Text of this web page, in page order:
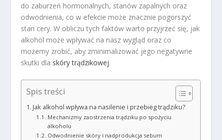
do zaburzeń hormonalnych, stanów zapalnych oraz
odwodnienia, co w efekcie może znacznie pogorszyć
stan cery. W obliczu tych faktów warto przyjrzeć się, jak
alkohol może wpływać na nasz wygląd oraz co
możemy zrobić, aby zminimalizować jego negatywne
skutki dla skóry trądzikowej.
Spis treści
Jak alkohol wpływa na nasilenie i przebieg trądziku?
Mechanizmy zaostrzenia trądziku po spożyciu
alkoholu
Odwodnienie skóry i nadprodukcja sebum